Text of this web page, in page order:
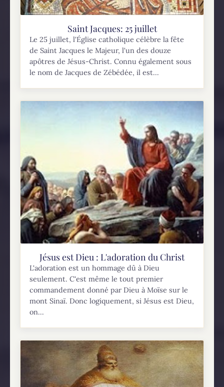
Saint Jacques: 25 juillet
Le 25 juillet, l'Église catholique célèbre la fête
de Saint Jacques le Majeur, l'un des douze
apôtres de Jésus-Christ. Connu également sous
le nom de Jacques de Zébédée, il est...
Jésus est Dieu : L'adoration du Christ
L'adoration est un hommage dû à Dieu
seulement. C'est même le tout premier
commandement donné par Dieu à Moïse sur le
mont Sinaï. Donc logiquement, si Jésus est Dieu,
on...